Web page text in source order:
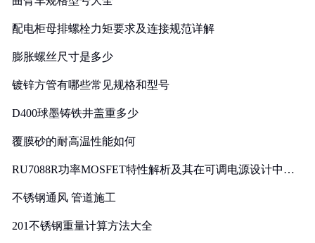
配电柜母排螺栓力矩要求及连接规范详解
膨胀螺丝尺寸是多少
镀锌方管有哪些常见规格和型号
D400球墨铸铁井盖重多少
覆膜砂的耐高温性能如何
RU7088R功率MOSFET特性解析及其在可调电源设计中的
不锈钢通风 管道施工
201不锈钢重量计算方法大全